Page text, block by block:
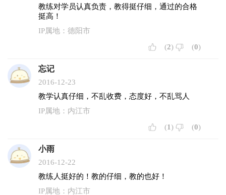
教练对学员认真负责，教得挺仔细，通过的合格
挺高！
IP属地：德阳市
(2) (0)
忘记
2016-12-23
教学认真仔细，不乱收费，态度好，不乱骂人
IP属地：内江市
(1) (0)
小雨
2016-12-22
教练人挺好的！教的仔细，教的也好！
IP属地：内江市